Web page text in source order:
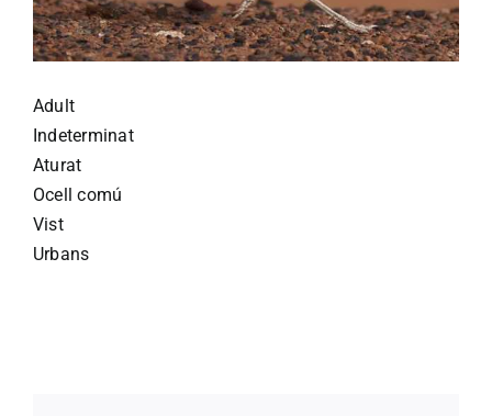
Adult
Indeterminat
Aturat
Ocell comú
Vist
Urbans